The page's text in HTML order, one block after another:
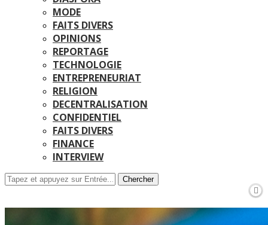
MODE
FAITS DIVERS
OPINIONS
REPORTAGE
TECHNOLOGIE
ENTREPRENEURIAT
RELIGION
DECENTRALISATION
CONFIDENTIEL
FAITS DIVERS
FINANCE
INTERVIEW
Chercher